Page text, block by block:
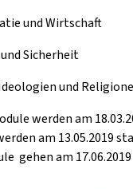
und Wirtschaft
Sicherheit
und
werden am
am 13.05.2019
gehen am